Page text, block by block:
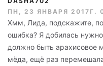
ПН, 23 ЯНВАРЯ 2017Г.
Хмм, Лида, подскажите,
ошибка? Я добилась
должно быть арахисовое
мёда, ещё раз